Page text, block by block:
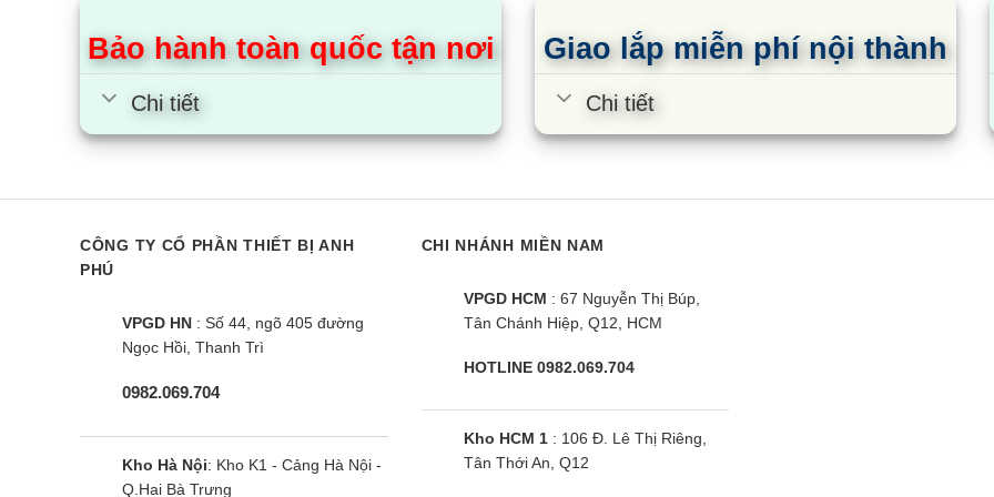
Cho phép lắp đặt và bảo dưỡng dễ dàng
Chi phí lắp đặt, việc bảo dưỡng định kỳ sản phẩm máy điều hòa multi treo tường nói chung và điều hòa
treo tường cục bộ.
Chính sách bảo hành chính hãng điều hòa Mitsubishi
Thời gian bảo hành điều hòa multi Mitsubishi Heavy SRK71ZR-S cho toàn bộ sản phẩm 24 tháng (2 năm),
hotline, qua mail, với đội ngũ chăm sóc khách hàng, kĩ thuật viên chuyên nghiệp được đào tạo theo chuẩn
đến người tiêu dùng.
Bảo hành toàn quốc tận nơi
Chi tiết
Giao lắp miễn phí nội thành
Chi tiết
CÔNG TY CỔ PHẦN THIẾT BỊ ANH
PHÚ
VPGD HN : Số 44, ngõ 405 đường
Ngọc Hồi, Thanh Trì
0982.069.704
Kho Hà Nội: Kho K1 - Cảng Hà Nội -
Q.Hai Bà Trưng
CHI NHÁNH MIỀN NAM
VPGD HCM : 67 Nguyễn Thị Búp,
Tân Chánh Hiệp, Q12, HCM
HOTLINE 0982.069.704
Kho HCM 1: 106 Đ. Lê Thị Riêng,
Tân Thới An, Q12